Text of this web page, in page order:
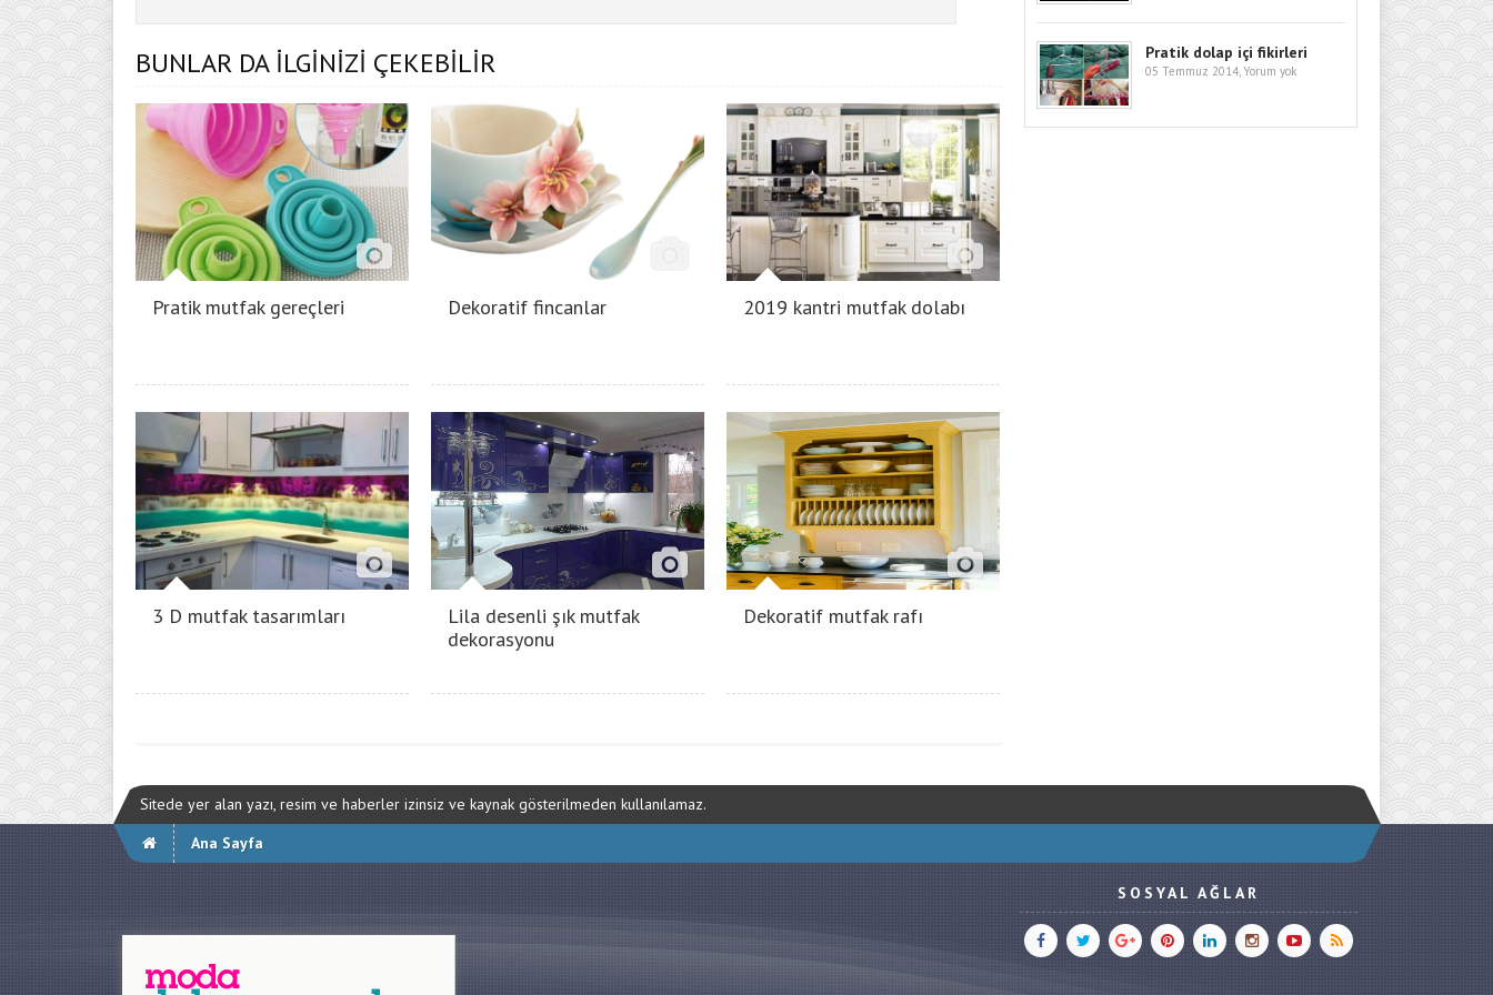
BUNLAR DA İLGİNİZİ ÇEKEBİLİR
Pratik mutfak gereçleri Dekoratif fincanlar 2019 kantri mutfak dolabı
3 D mutfak tasarımları
Lila desenli şık mutfak
dekorasyonu
Dekoratif mutfak rafı
Pratik dolap içi fikirleri
05 Temmuz 2014, Yorum yok
Sitede yer alan yazı, resim ve haberler izinsiz ve kaynak gösterilmeden kullanılamaz.
Ana Sayfa
SOSYAL AĞLAR